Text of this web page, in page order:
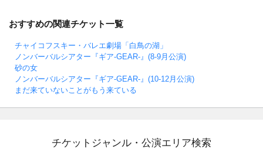
おすすめの関連チケット一覧
チャイコフスキー・バレエ劇場「白鳥の湖」
ノンバーバルシアター『ギア-GEAR-』(8-9月公演)
砂の女
ノンバーバルシアター『ギア-GEAR-』(10-12月公演)
まだ来ていないことがもう来ている
チケットジャンル・公演エリア検索